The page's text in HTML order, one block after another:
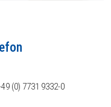
(0) 7731 9332-0